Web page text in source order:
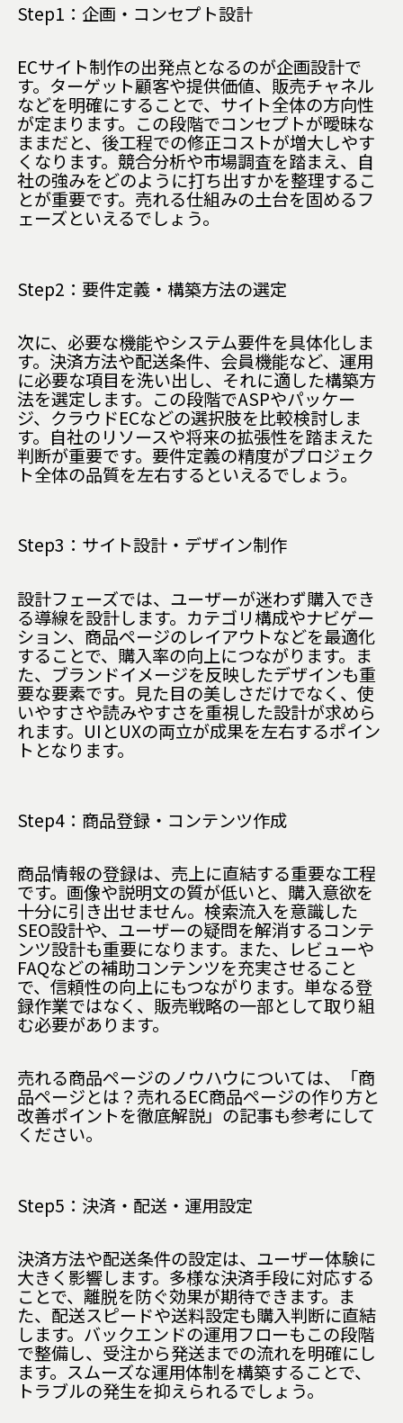
Step1：企画・コンセプト設計
ECサイト制作の出発点となるのが企画設計で
す。ターゲット顧客や提供価値、販売チャネル
などを明確にすることで、サイト全体の方向性
が定まります。この段階でコンセプトが曖昧な
ままだと、後工程での修正コストが増大しやす
くなります。競合分析や市場調査を踏まえ、自
社の強みをどのように打ち出すかを整理するこ
とが重要です。売れる仕組みの土台を固めるフ
ェーズといえるでしょう。
Step2：要件定義・構築方法の選定
次に、必要な機能やシステム要件を具体化しま
す。決済方法や配送条件、会員機能など、運用
に必要な項目を洗い出し、それに適した構築方
法を選定します。この段階でASPやパッケー
ジ、クラウドECなどの選択肢を比較検討しま
す。自社のリソースや将来の拡張性を踏まえた
判断が重要です。要件定義の精度がプロジェク
ト全体の品質を左右するといえるでしょう。
Step3：サイト設計・デザイン制作
設計フェーズでは、ユーザーが迷わず購入でき
る導線を設計します。カテゴリ構成やナビゲー
ション、商品ページのレイアウトなどを最適化
することで、購入率の向上につながります。ま
た、ブランドイメージを反映したデザインも重
要な要素です。見た目の美しさだけでなく、使
いやすさや読みやすさを重視した設計が求めら
れます。UIとUXの両立が成果を左右するポイン
トとなります。
Step4：商品登録・コンテンツ作成
商品情報の登録は、売上に直結する重要な工程
です。画像や説明文の質が低いと、購入意欲を
十分に引き出せません。検索流入を意識した
SEO設計や、ユーザーの疑問を解消するコンテ
ンツ設計も重要になります。また、レビューや
FAQなどの補助コンテンツを充実させること
で、信頼性の向上にもつながります。単なる登
録作業ではなく、販売戦略の一部として取り組
む必要があります。
売れる商品ページのノウハウについては、「商
品ページとは？売れるEC商品ページの作り方と
改善ポイントを徹底解説」の記事も参考にして
ください。
Step5：決済・配送・運用設定
決済方法や配送条件の設定は、ユーザー体験に
大きく影響します。多様な決済手段に対応する
ことで、離脱を防ぐ効果が期待できます。ま
た、配送スピードや送料設定も購入判断に直結
します。バックエンドの運用フローもこの段階
で整備し、受注から発送までの流れを明確にし
ます。スムーズな運用体制を構築することで、
トラブルの発生を抑えられるでしょう。